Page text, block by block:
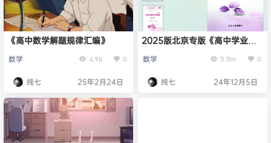
《高中数学解题规律汇编》
数学 4.9b 0
纯七 25年2月24日
2025版北京专版《高中学业水
数学 5.5m 0
纯七 24年12月5日